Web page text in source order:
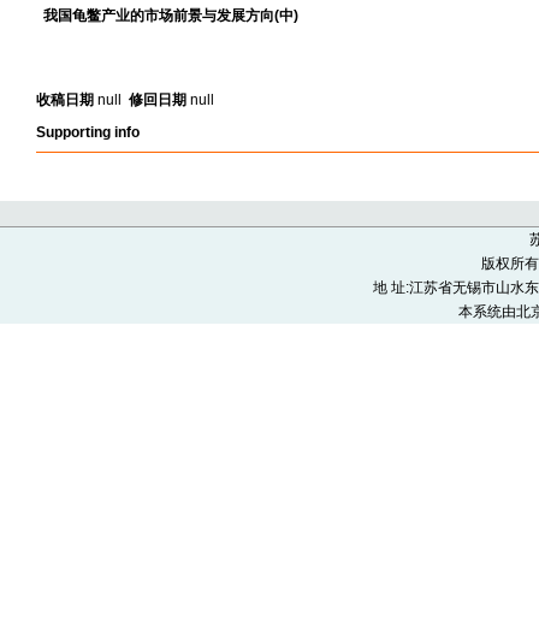
我国龟鳖产业的市场前景与发展方向(中)
收稿日期 null 修回日期 null
Supporting info
版权所
地 址:江苏省无锡市山水
本系统由北